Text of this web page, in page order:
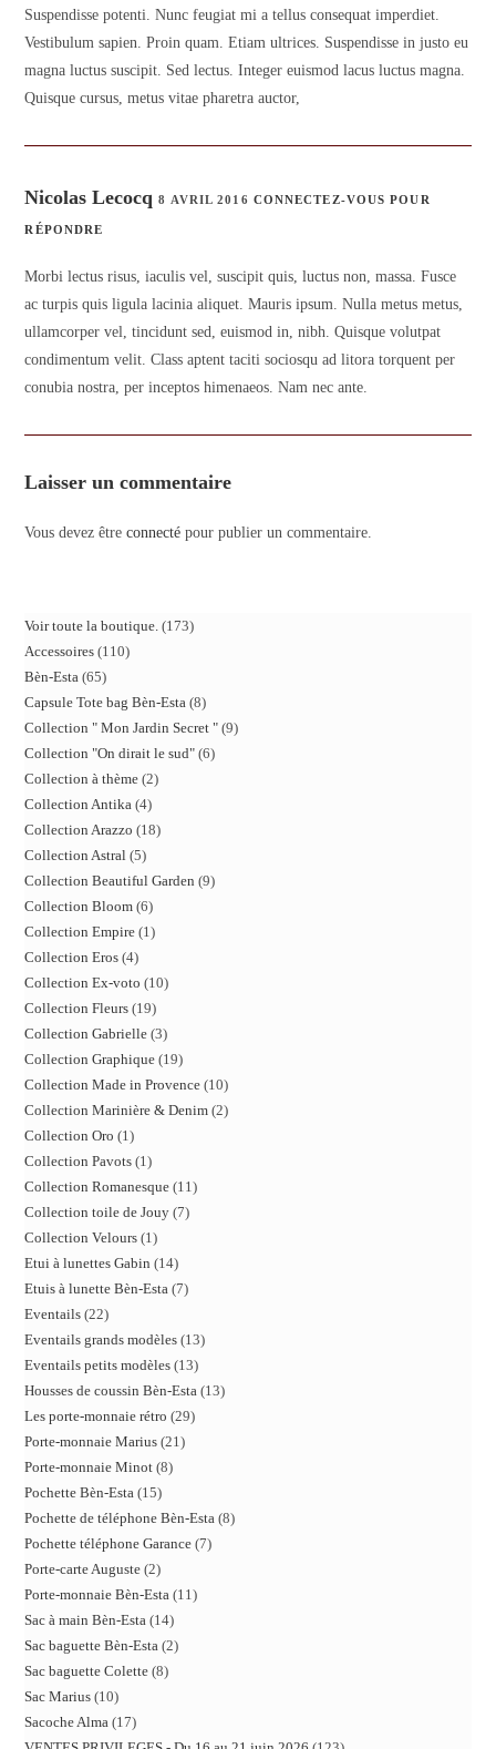
Suspendisse potenti. Nunc feugiat mi a tellus consequat imperdiet.
Vestibulum sapien. Proin quam. Etiam ultrices. Suspendisse in justo eu
magna luctus suscipit. Sed lectus. Integer euismod lacus luctus magna.
Quisque cursus, metus vitae pharetra auctor,
Nicolas Lecocq 8 AVRIL 2016 CONNECTEZ-VOUS POUR
RÉPONDRE
Morbi lectus risus, iaculis vel, suscipit quis, luctus non, massa. Fusce
ac turpis quis ligula lacinia aliquet. Mauris ipsum. Nulla metus metus,
ullamcorper vel, tincidunt sed, euismod in, nibh. Quisque volutpat
condimentum velit. Class aptent taciti sociosqu ad litora torquent per
conubia nostra, per inceptos himenaeos. Nam nec ante.
Laisser un commentaire
Vous devez êtreconnecté pour publier un commentaire.
Voir toute la boutique.
173
Accessoires 110
Bèn-Esta 65
Capsule Tote bag Bèn-Esta 8
Collection " Mon Jardin Secret " 9
Collection "On dirait le sud" 6
Collection à thème 2
Collection Antika 4
Collection Arazzo 18
Collection Astral 5
Collection Beautiful Garden 9
Collection Bloom 6
Collection Empire 1
Collection Eros 4
Collection Ex-voto 10
Collection Fleurs 19
Collection Gabrielle 3
Collection Graphique 19
Collection Made in Provence 10
Collection Marinière & Denim 2
Collection Oro 1
Collection Pavots 1
Collection Romanesque 11
Collection toile de Jouy 7
Collection Velours 1
Etui à lunettes Gabin 14
Etuis à lunette Bèn-Esta 7
Eventails 22
Eventails grands modèles 13
Eventails petits modèles 13
Housses de coussin Bèn-Esta 13
Les porte-monnaie rétro 29
Porte-monnaie Marius 21
Porte-monnaie Minot 8
Pochette Bèn-Esta 15
Pochette de téléphone Bèn-Esta 8
Pochette téléphone Garance 7
Porte-carte Auguste 2
Porte-monnaie Bèn-Esta 11
Sac à main Bèn-Esta 14
Sac baguette Bèn-Esta 2
Sac baguette Colette 8
Sac Marius 10
Sacoche Alma 17